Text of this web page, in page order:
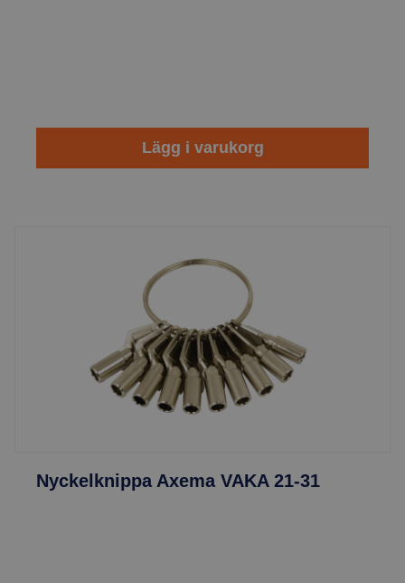
Lägg i varukorg
Nyckelknippa Axema VAKA 21-31